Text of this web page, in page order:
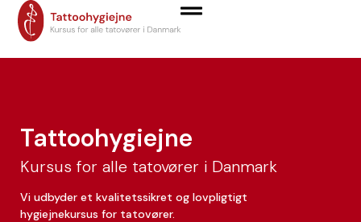
Jonas Vestrup
Tattoohygiejne
Kursus for alle tatovører i Danmark
Vi udbyder et kvalitetssikret og lovpligtigt
hygiejnekursus for tatovører.